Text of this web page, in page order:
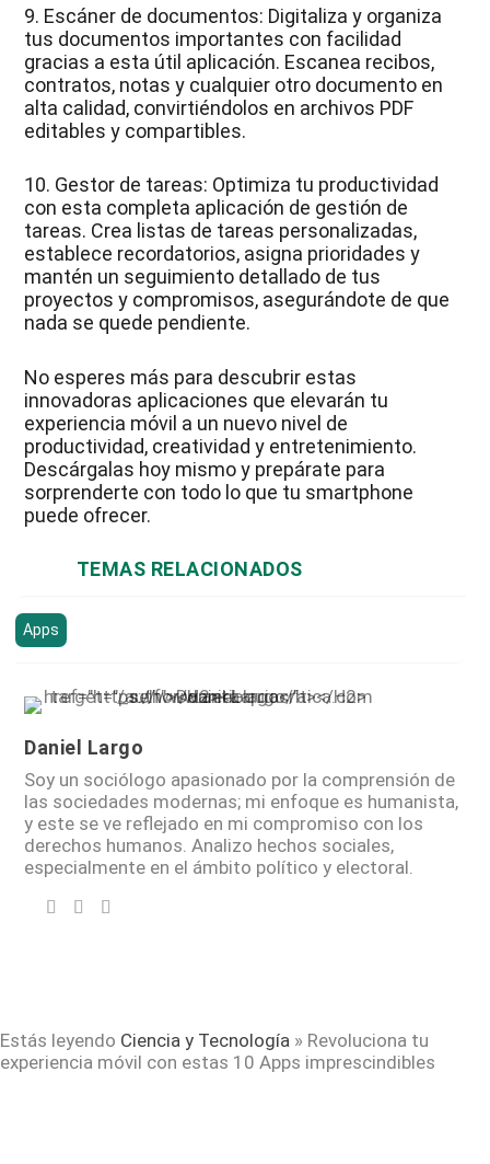
9. Escáner de documentos: Digitaliza y organiza
tus documentos importantes con facilidad
gracias a esta útil aplicación. Escanea recibos,
contratos, notas y cualquier otro documento en
alta calidad, convirtiéndolos en archivos PDF
editables y compartibles.
10. Gestor de tareas: Optimiza tu productividad
con esta completa aplicación de gestión de
tareas. Crea listas de tareas personalizadas,
establece recordatorios, asigna prioridades y
mantén un seguimiento detallado de tus
proyectos y compromisos, asegurándote de que
nada se quede pendiente.
No esperes más para descubrir estas
innovadoras aplicaciones que elevarán tu
experiencia móvil a un nuevo nivel de
productividad, creatividad y entretenimiento.
Descárgalas hoy mismo y prepárate para
sorprenderte con todo lo que tu smartphone
puede ofrecer.
TEMAS RELACIONADOS
Apps
Daniel Largo
Soy un sociólogo apasionado por la comprensión de
las sociedades modernas; mi enfoque es humanista,
y este se ve reflejado en mi compromiso con los
derechos humanos. Analizo hechos sociales,
especialmente en el ámbito político y electoral.
Estás leyendo Ciencia y Tecnología » Revoluciona tu
experiencia móvil con estas 10 Apps imprescindibles